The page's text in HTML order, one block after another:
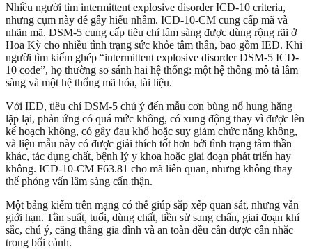
Nhiều người tìm intermittent explosive disorder ICD-10 criteria,
nhưng cụm này dễ gây hiểu nhầm. ICD-10-CM cung cấp mã và
nhãn mã. DSM-5 cung cấp tiêu chí lâm sàng được dùng rộng rãi ở
Hoa Kỳ cho nhiều tình trạng sức khỏe tâm thần, bao gồm IED. Khi
người tìm kiếm ghép “intermittent explosive disorder DSM-5 ICD-
10 code”, họ thường so sánh hai hệ thống: một hệ thống mô tả lâm
sàng và một hệ thống mã hóa, tài liệu.
Với IED, tiêu chí DSM-5 chú ý đến mẫu cơn bùng nổ hung hăng
lặp lại, phản ứng có quá mức không, có xung động thay vì được lên
kế hoạch không, có gây đau khổ hoặc suy giảm chức năng không,
và liệu mẫu này có được giải thích tốt hơn bởi tình trạng tâm thần
khác, tác dụng chất, bệnh lý y khoa hoặc giai đoạn phát triển hay
không. ICD-10-CM F63.81 cho mã liên quan, nhưng không thay
thế phỏng vấn lâm sàng cẩn thận.
Một bảng kiểm trên mạng có thể giúp sắp xếp quan sát, nhưng vẫn
giới hạn. Tần suất, tuổi, dùng chất, tiền sử sang chấn, giai đoạn khí
sắc, chú ý, căng thẳng gia đình và an toàn đều cần được cân nhắc
trong bối cảnh.